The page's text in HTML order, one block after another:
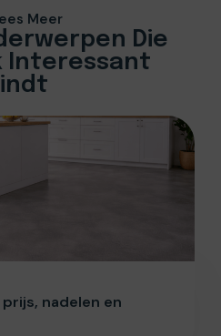
Meer
Die
Interessant
nadelen en